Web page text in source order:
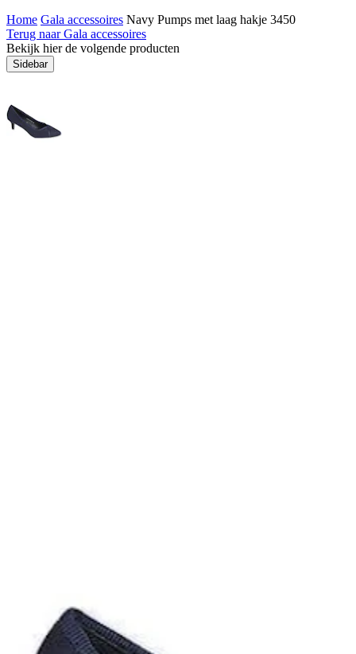
Home Gala accessoires Navy Pumps met laag hakje 3450
Terug naar Gala accessoires
Bekijk hier de volgende producten
Sidebar